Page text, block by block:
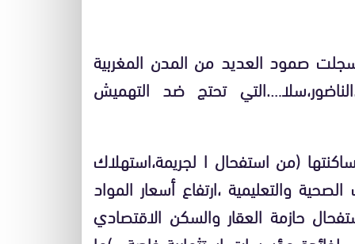
صمود العديد من المدن المغربية
تحتج ضد التهميش
(من استفحال ا لجريمة،استهلاك
والتعليمية ،ارتفاع أسعار المواد
حازمة العقار والسكن الاقتصادي